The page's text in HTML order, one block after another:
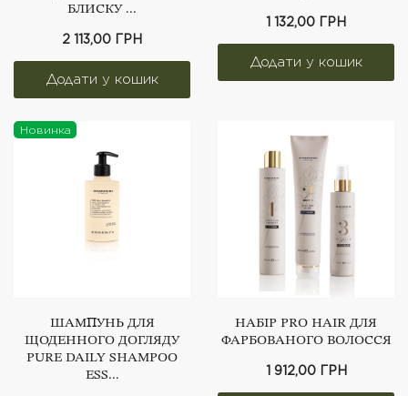
БЛИСКУ ...
2 113,00 ГРН
1 132,00 ГРН
Новинка
ШАМПУНЬ ДЛЯ
ЩОДЕННОГО ДОГЛЯДУ
РURE DAILY SHAMPOO
ESS...
НАБІР PRO HAIR ДЛЯ
ФАРБОВАНОГО ВОЛОССЯ
1 912,00 ГРН